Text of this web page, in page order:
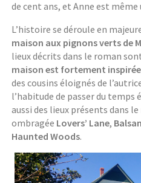
de cent ans, et Anne est
L’histoire se déroule en
maison aux pignons verts de
lieux décrits dans le roman
maison est fortement inspirée
des cousins éloignés de
l’habitude de passer du
aussi des lieux présents dans
ombragée Lovers’ Lane,
Haunted Woods.